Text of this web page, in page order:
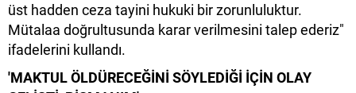
üst hadden ceza tayini hukuki bir zorunluluktur.
Mütalaa doğrultusunda karar verilmesini talep ederiz"
ifadelerini kullandı.
'MAKTUL ÖLDÜRECEĞİNİ SÖYLEDİĞİ İÇİN OLAY